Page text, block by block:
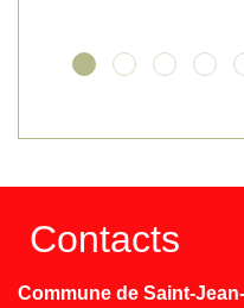
Contacts
Commune de Saint-